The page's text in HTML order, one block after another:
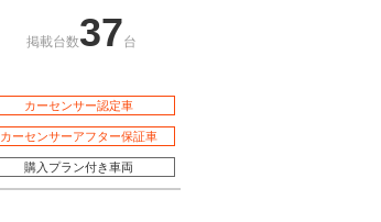
掲載台数37台
カーセンサー認定車
カーセンサーアフター保証車
購入プラン付き車両